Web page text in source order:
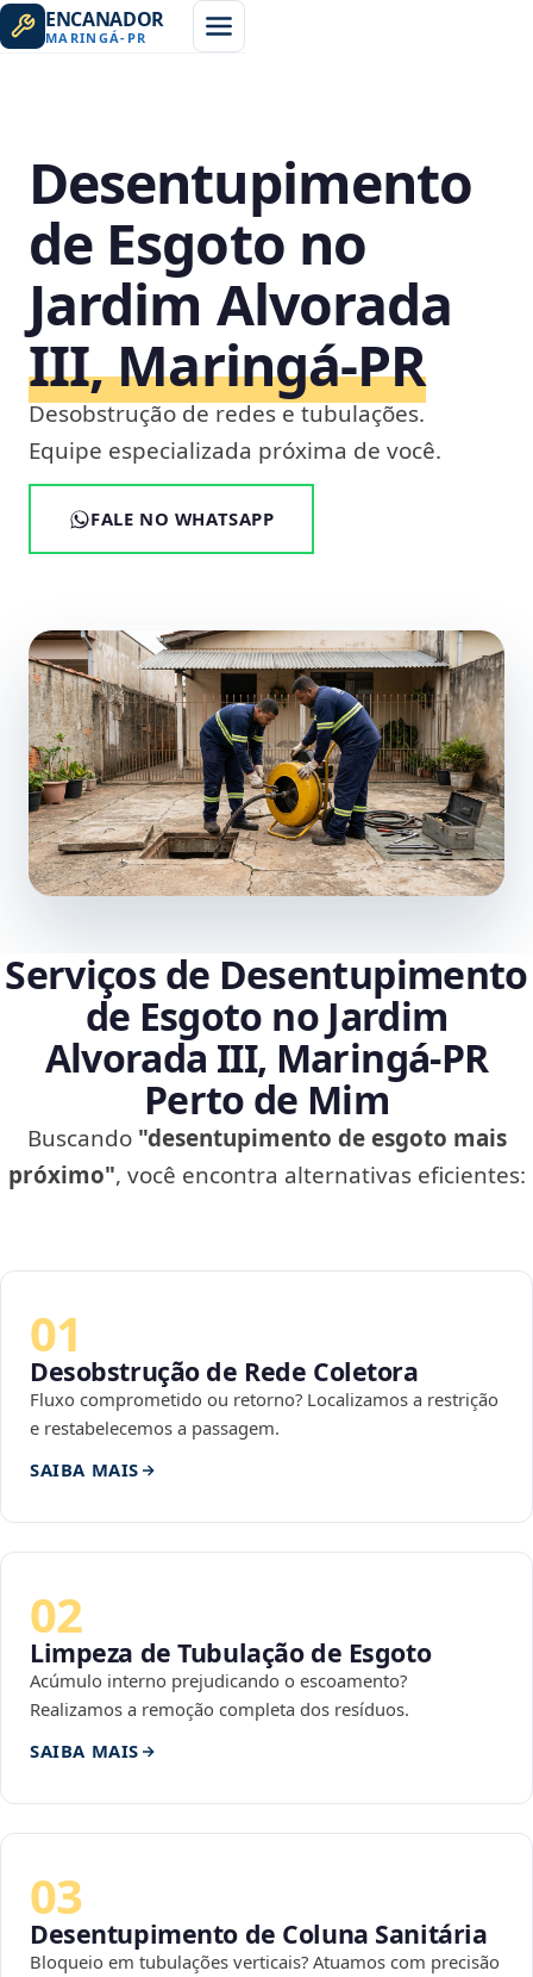
ENCANADOR
MARINGÁ- PR
Desentupimento
de Esgoto no
Jardim Alvorada
III, Maringá‑PR
Desobstrução de redes e tubulações.
Equipe especializada próxima de você.
FALE NO WHATSAPP
Serviços de Desentupimento
de Esgoto no Jardim
Alvorada III, Maringá‑PR
Perto de Mim
Buscando "desentupimento de esgoto mais
próximo", você encontra alternativas eficientes:
01
Desobstrução de Rede Coletora
Fluxo comprometido ou retorno? Localizamos a restrição
e restabelecemos a passagem.
SAIBA MAIS
02
Limpeza de Tubulação de Esgoto
Acúmulo interno prejudicando o escoamento?
Realizamos a remoção completa dos resíduos.
SAIBA MAIS
03
Desentupimento de Coluna Sanitária
Bloqueio em tubulações verticais? Atuamos com precisão